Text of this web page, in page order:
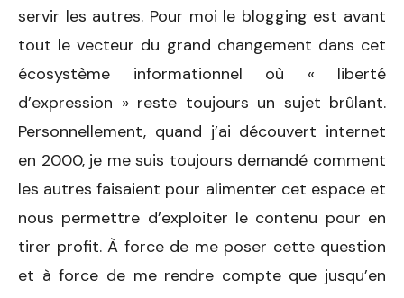
servir les autres. Pour moi le blogging est avant
tout le vecteur du grand changement dans cet
écosystème informationnel où « liberté
d’expression » reste toujours un sujet brûlant.
Personnellement, quand j’ai découvert internet
en 2000, je me suis toujours demandé comment
les autres faisaient pour alimenter cet espace et
nous permettre d’exploiter le contenu pour en
tirer profit. À force de me poser cette question
et à force de me rendre compte que jusqu’en